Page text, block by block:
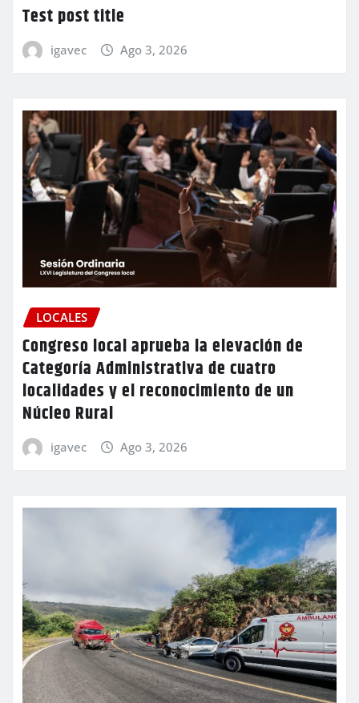
Test post title
igavec Ago 3, 2026
LOCALES
Congreso local aprueba la elevación de
Categoría Administrativa de cuatro
localidades y el reconocimiento de un
Núcleo Rural
igavec Ago 3, 2026